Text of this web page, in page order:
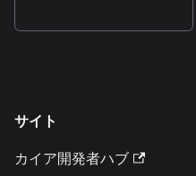
サイト
カイア開発者ハブ